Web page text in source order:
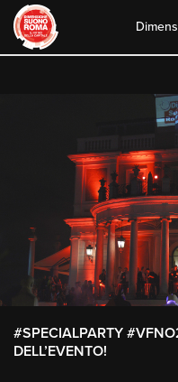
#SPECIALPARTY
DELL’EVENTO!